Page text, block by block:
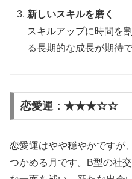
新しいスキルを磨く
スキルアップに時間を
る長期的な成長が期待
恋愛運：★★★☆☆
恋愛運はやや穏やかですが
つかめる月です。B型の社